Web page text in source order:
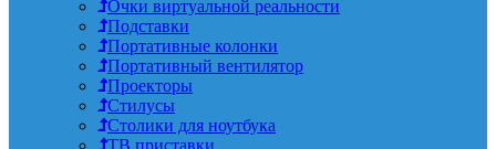
Очки виртуальной реальности
Подставки
Портативные колонки
Портативный вентилятор
Проекторы
Стилусы
Столики для ноутбука
ТВ приставки